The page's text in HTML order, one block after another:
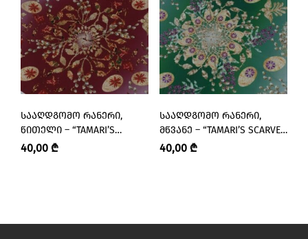
ᲡᲐᲐᲦᲓᲒᲝᲛᲝ ᲠᲐᲜᲔᲠᲘ,
ᲬᲘᲗᲔᲚᲘ – “TAMARI’S
SCARVES • ᲗᲐᲛᲐᲠᲘᲡ
40,00 ₾
ᲡᲐᲐᲦᲓᲒᲝᲛᲝ ᲠᲐᲜᲔᲠᲘ,
ᲛᲬᲕᲐᲜᲔ – “TAMARI’S SCARVES
• ᲗᲐᲛᲐᲠᲘᲡ ᲨᲐᲠᲤᲔᲑᲘ”
40,00 ₾